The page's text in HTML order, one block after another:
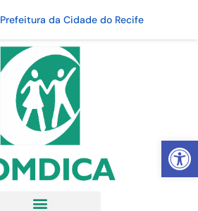
Abrir
Prefeitura da Cidade do Recife